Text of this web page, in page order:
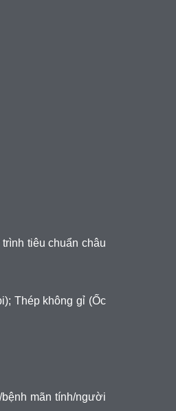
tiêu chuẩn châu
Thép không gỉ (Ốc
mãn tính/người